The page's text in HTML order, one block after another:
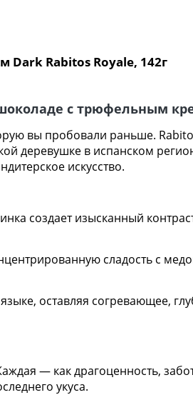
Rabitos Royale, 142г
с трюфельным
вы пробовали раньше.
деревушке в испанском
искусство.
создает изысканный
сладость с
оставляя согревающее,
— как драгоценность,
укуса.